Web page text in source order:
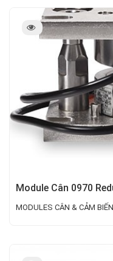
Module Cân 0970
MODULES CÂN & CẢM